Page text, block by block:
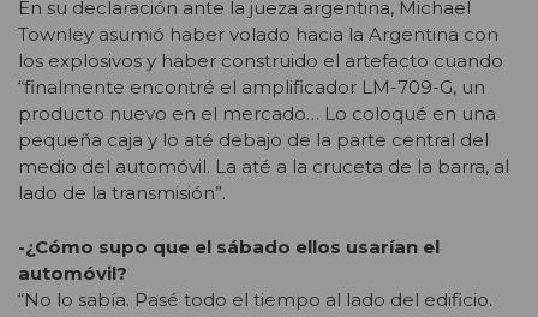
En su declaración ante la jueza argentina, Michael
Townley asumió haber volado hacia la Argentina con
los explosivos y haber construido el artefacto cuando
“finalmente encontré el amplificador LM-709-G, un
producto nuevo en el mercado… Lo coloqué en una
pequeña caja y lo até debajo de la parte central del
medio del automóvil. La até a la cruceta de la barra, al
lado de la transmisión”.
-¿Cómo supo que el sábado ellos usarían el
automóvil?
“No lo sabía. Pasé todo el tiempo al lado del edificio.